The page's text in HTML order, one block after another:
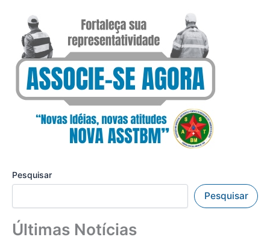
Pesquisar
Pesquisar
Últimas Notícias